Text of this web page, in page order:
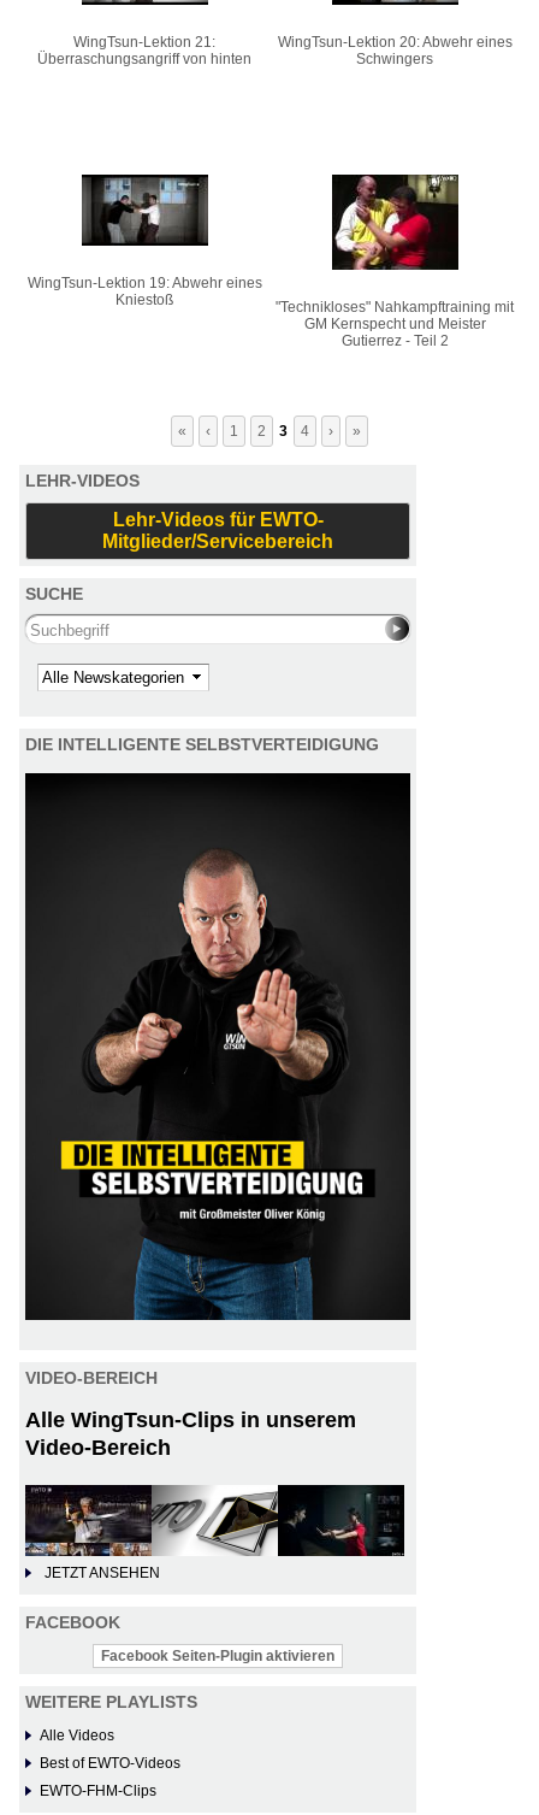
WingTsun-Lektion 21:
Überraschungsangriff von hinten
WingTsun-Lektion 20: Abwehr eines
Schwingers
WingTsun-Lektion 19: Abwehr eines
Kniestoß
"Technikloses" Nahkampftraining mit
GM Kernspecht und Meister
Gutierrez - Teil 2
« ‹ 1 2 3 4 › »
LEHR-VIDEOS
Lehr-Videos für EWTO-
Mitglieder/Servicebereich
SUCHE
Search this site
Kategorie
DIE INTELLIGENTE SELBSTVERTEIDIGUNG
VIDEO-BEREICH
Alle WingTsun-Clips in unserem
Video-Bereich
JETZT ANSEHEN
FACEBOOK
Facebook Seiten-Plugin aktivieren
WEITERE PLAYLISTS
Alle Videos
Best of EWTO-Videos
EWTO-FHM-Clips